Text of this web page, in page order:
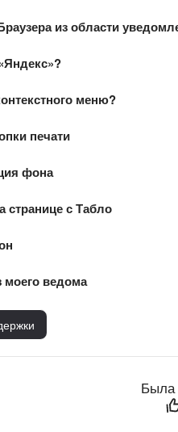
из области
меню?
печати
фона
странице с Табло
ведома
Была